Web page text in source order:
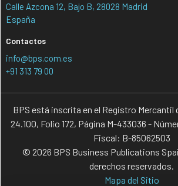
Calle Azcona 12, Bajo B, 28028 Madrid
España
Contactos
info@bps.com.es
+91 313 79 00
BPS está inscrita en el Registro Mercantil
24.100, Folio 172, Página M-433036 -
Fiscal: B-85062503
© 2026 BPS Business Publications
derechos reservados.
Mapa del Sitio